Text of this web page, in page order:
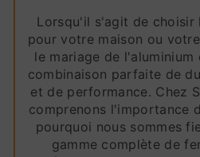
Lorsqu'il s'agit de choisir
pour votre maison ou
le mariage de l'aluminium
combinaison parfaite de
et de performance. Chez
comprenons l'importance
pourquoi nous sommes
gamme complète de